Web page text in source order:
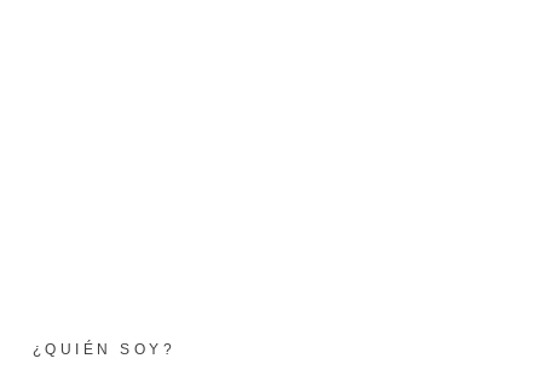
¿QUIÉN SOY?